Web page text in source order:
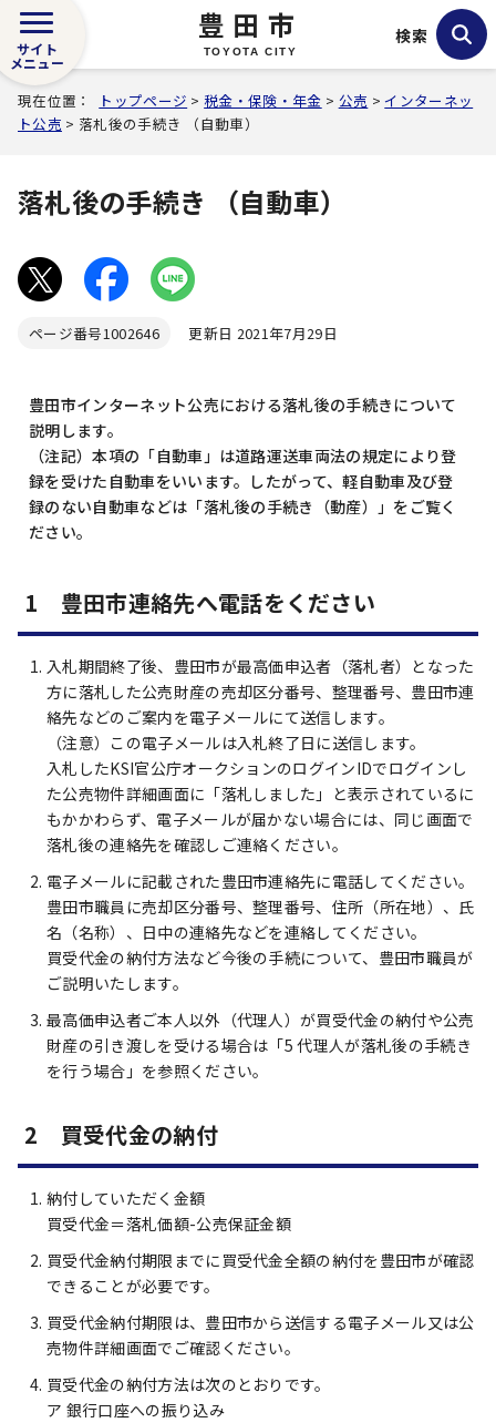
豊田市
TOYOTA CITY
サイト
メニュー
検索
現在位置： トップページ >税金・保険・年金 > 公売 >インターネッ
ト公売 > 落札後の手続き （自動車）
落札後の手続き （自動車）
ページ番号1002646 更新日 2021年7月29日
豊田市インターネット公売における落札後の手続きについて
説明します。
（注記）本項の「自動車」は道路運送車両法の規定により登
録を受けた自動車をいいます。したがって、軽自動車及び登
録のない自動車などは「落札後の手続き（動産）」をご覧く
ださい。
1 豊田市連絡先へ電話をください
入札期間終了後、豊田市が最高価申込者（落札者）となった
方に落札した公売財産の売却区分番号、整理番号、豊田市連
絡先などのご案内を電子メールにて送信します。
（注意）この電子メールは入札終了日に送信します。
入札したKSI官公庁オークションのログインIDでログインし
た公売物件詳細画面に「落札しました」と表示されているに
もかかわらず、電子メールが届かない場合には、同じ画面で
落札後の連絡先を確認しご連絡ください。
電子メールに記載された豊田市連絡先に電話してください。
豊田市職員に売却区分番号、整理番号、住所（所在地）、氏
名（名称）、日中の連絡先などを連絡してください。
買受代金の納付方法など今後の手続について、豊田市職員が
ご説明いたします。
最高価申込者ご本人以外（代理人）が買受代金の納付や公売
財産の引き渡しを受ける場合は「5 代理人が落札後の手続き
を行う場合」を参照ください。
2 買受代金の納付
納付していただく金額
買受代金＝落札価額-公売保証金額
買受代金納付期限までに買受代金全額の納付を豊田市が確認
できることが必要です。
買受代金納付期限は、豊田市から送信する電子メール又は公
売物件詳細画面でご確認ください。
買受代金の納付方法は次のとおりです。
ア 銀行口座への振り込み